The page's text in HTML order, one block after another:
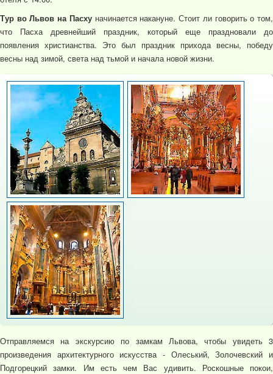
Тур во Львов на Пасхуначинается накануне. Стоит ли говорить о том,
что Пасха древнейший праздник, который еще праздновали до
появления христианства. Это был праздник прихода весны, победу
весны над зимой, света над тьмой и начала новой жизни.
Отправляемся на экскурсию по замкам Львова, чтобы увидеть 3
произведения архитектурного искусства - Олеський, Золочевский и
Подгорецкий замки. Им есть чем Вас удивить. Роскошные покои,